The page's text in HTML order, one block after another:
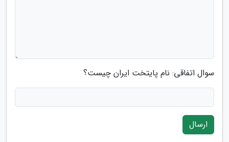
سوال اتفاقی: نام پایتخت ایران چیست؟
ارسال